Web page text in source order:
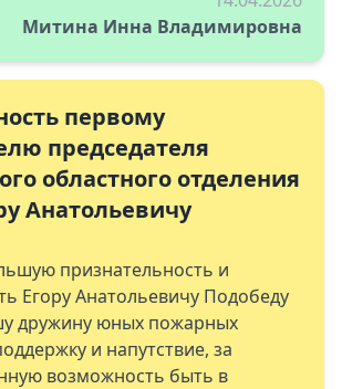
Митина Инна Владимировна
первому
председателя
областного отделения
Анатольевичу
признательность и
Егору Анатольевичу Подобеду
дружину юных пожарных
и напутствие, за
возможность быть в